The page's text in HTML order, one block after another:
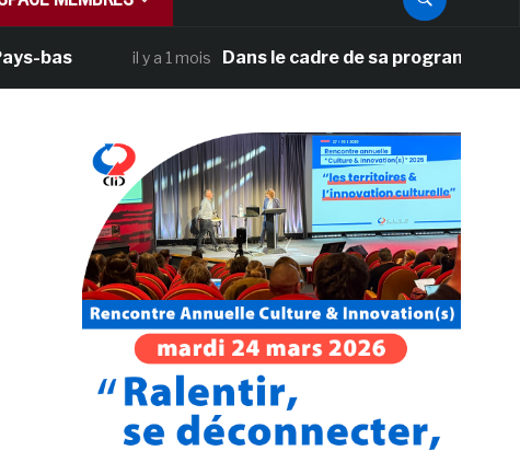
il y a 1 mois Dans le cadre de sa programmation